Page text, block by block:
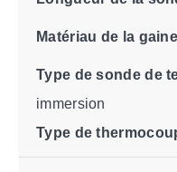
Matériau de la
Type de sonde de
immersion
Type de